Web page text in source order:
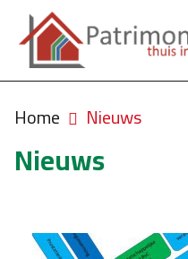
Home Nieuws
Nieuws